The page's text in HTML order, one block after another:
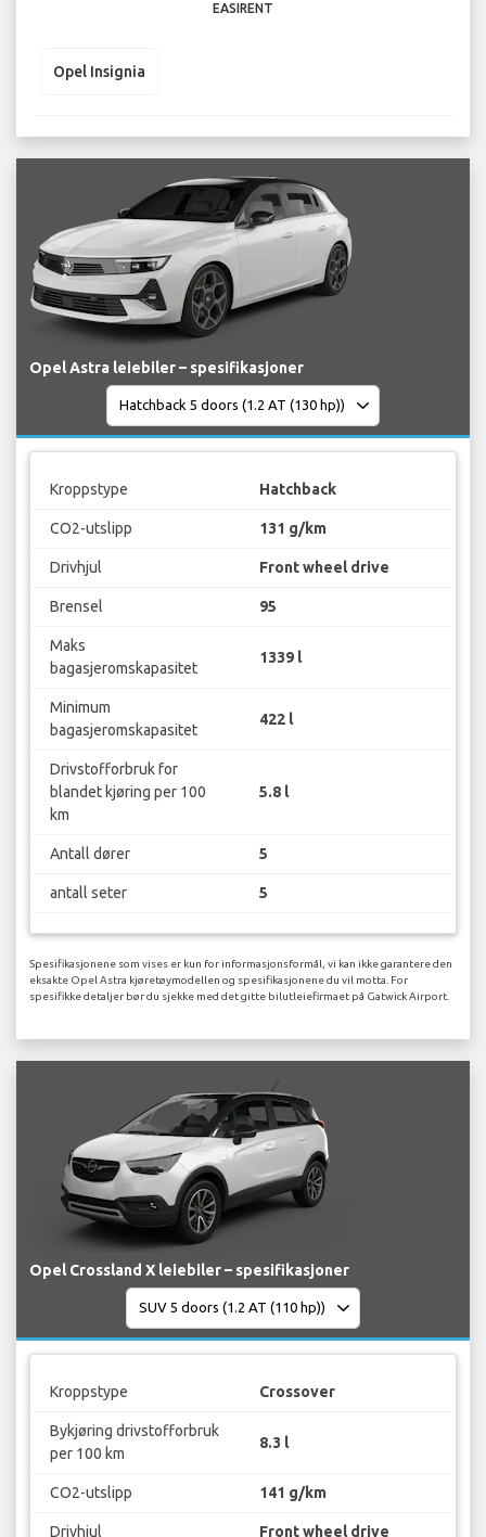
EASIRENT
Opel Insignia
Opel Astra leiebiler – spesifikasjoner
Kroppstype Hatchback
CO2-utslipp 131 g/km
Drivhjul Front wheel drive
Brensel 95
Maks
bagasjeromskapasitet
1339 l
Minimum
bagasjeromskapasitet
422 l
Drivstofforbruk for
blandet kjøring per 100
km
5.8 l
Antall dører 5
antall seter 5
Spesifikasjonene som vises er kun for informasjonsformål, vi kan ikke garantere den
eksakte Opel Astra kjøretøymodellen og spesifikasjonene du vil motta. For
spesifikke detaljer bør du sjekke med det gitte bilutleiefirmaet på Gatwick Airport.
Opel Crossland X leiebiler – spesifikasjoner
Kroppstype Crossover
Bykjøring drivstofforbruk
per 100 km
8.3 l
CO2-utslipp 141 g/km
Drivhjul Front wheel drive